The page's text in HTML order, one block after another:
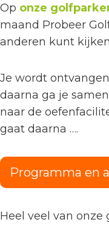
Op onze
maand Probeer
anderen kunt
Je wordt
daarna ga je
naar de
gaat daarna ….
Programma en
Heel veel van onze